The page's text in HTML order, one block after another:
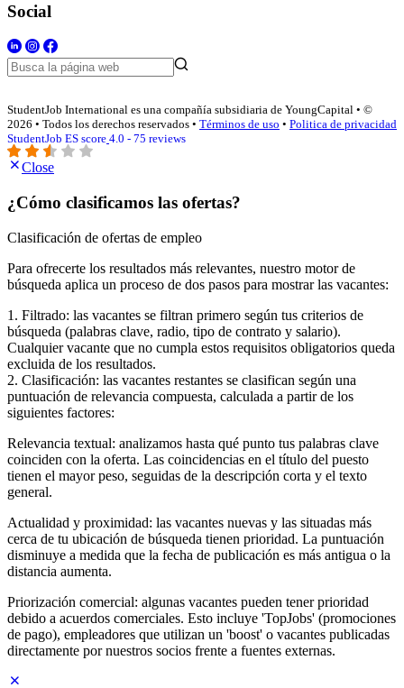
Social
StudentJob International es una compañía subsidiaria de YoungCapital • ©
2026 • Todos los derechos reservados • Términos de uso • Politica de privacidad
StudentJob ES score 4.0 - 75 reviews
Close
¿Cómo clasificamos las ofertas?
Clasificación de ofertas de empleo
Para ofrecerte los resultados más relevantes, nuestro motor de
búsqueda aplica un proceso de dos pasos para mostrar las vacantes:
1. Filtrado: las vacantes se filtran primero según tus criterios de
búsqueda (palabras clave, radio, tipo de contrato y salario).
Cualquier vacante que no cumpla estos requisitos obligatorios queda
excluida de los resultados.
2. Clasificación: las vacantes restantes se clasifican según una
puntuación de relevancia compuesta, calculada a partir de los
siguientes factores:
Relevancia textual: analizamos hasta qué punto tus palabras clave
coinciden con la oferta. Las coincidencias en el título del puesto
tienen el mayor peso, seguidas de la descripción corta y el texto
general.
Actualidad y proximidad: las vacantes nuevas y las situadas más
cerca de tu ubicación de búsqueda tienen prioridad. La puntuación
disminuye a medida que la fecha de publicación es más antigua o la
distancia aumenta.
Priorización comercial: algunas vacantes pueden tener prioridad
debido a acuerdos comerciales. Esto incluye 'TopJobs' (promociones
de pago), empleadores que utilizan un 'boost' o vacantes publicadas
directamente por nuestros socios frente a fuentes externas.